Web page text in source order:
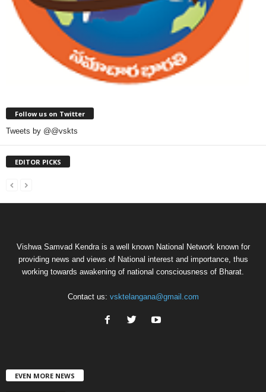
Follow us on Twitter
Tweets by @@vskts
EDITOR PICKS
Vishwa Samvad Kendra is a well known National Network known for
providing news and views of National interest and importance, thus
working towards awakening of national consciousness of Bharat.
Contact us: vsktelangana@gmail.com
EVEN MORE NEWS